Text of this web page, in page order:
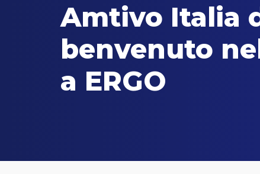
Amtivo Italia
benvenuto
a ERGO